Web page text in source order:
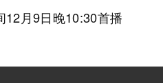
12月9日晚10:30首播